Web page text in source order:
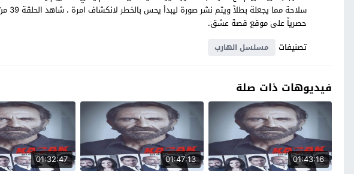
حصرياً على موقع قصة عشق.
تصنيفات
مسلسل الهارب
فيديوهات ذات صلة
01:43:16
01:47:13
01:32:47